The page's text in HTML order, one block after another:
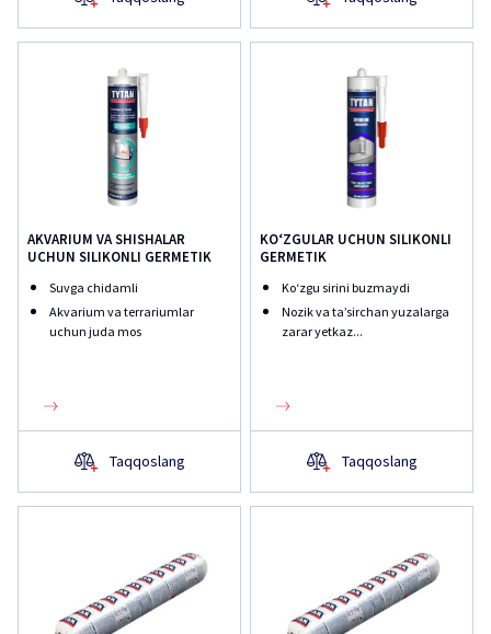
AKVARIUM VA SHISHALAR
UCHUN SILIKONLI GERMETIK
Suvga chidamli
Akvarium va terrariumlar
uchun juda mos
Taqqoslang
KOʻZGULAR UCHUN SILIKONLI
GERMETIK
Koʻzgu sirini buzmaydi
Nozik va ta’sirchan yuzalarga
zarar yetkaz...
Taqqoslang